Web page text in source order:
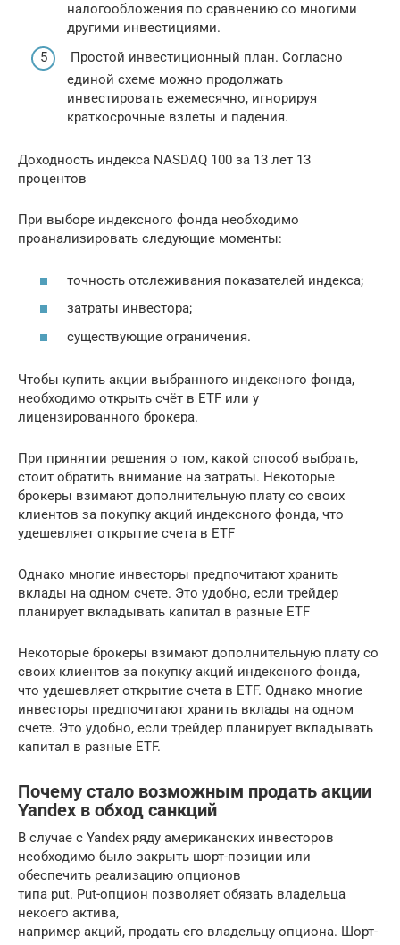
налогообложения по сравнению со многими
другими инвестициями.
Простой инвестиционный план. Согласно
единой схеме можно продолжать
инвестировать ежемесячно, игнорируя
краткосрочные взлеты и падения.
Доходность индекса NASDAQ 100 за 13 лет 13
процентов
При выборе индексного фонда необходимо
проанализировать следующие моменты:
точность отслеживания показателей индекса;
затраты инвестора;
существующие ограничения.
Чтобы купить акции выбранного индексного фонда,
необходимо открыть счёт в ETF или у
лицензированного брокера.
При принятии решения о том, какой способ выбрать,
стоит обратить внимание на затраты. Некоторые
брокеры взимают дополнительную плату со своих
клиентов за покупку акций индексного фонда, что
удешевляет открытие счета в ETF
Однако многие инвесторы предпочитают хранить
вклады на одном счете. Это удобно, если трейдер
планирует вкладывать капитал в разные ETF
Некоторые брокеры взимают дополнительную плату со
своих клиентов за покупку акций индексного фонда,
что удешевляет открытие счета в ETF. Однако многие
инвесторы предпочитают хранить вклады на одном
счете. Это удобно, если трейдер планирует вкладывать
капитал в разные ETF.
Почему стало возможным продать акции
Yandex в обход санкций
В случае с Yandex ряду американских инвесторов
необходимо было закрыть шорт-позиции или
обеспечить реализацию опционов
типа put. Put-опцион позволяет обязать владельца
некоего актива,
например акций, продать его владельцу опциона. Шорт-